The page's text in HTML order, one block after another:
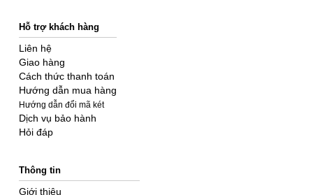
Hỗ trợ khách hàng
Liên hệ
Giao hàng
Cách thức thanh toán
Hướng dẫn mua hàng
Hướng dẫn đổi mã két
Dịch vụ bảo hành
Hỏi đáp
Thông tin
Giới thiệu